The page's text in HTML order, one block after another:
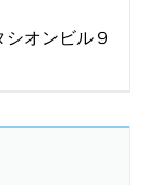
オンビル９